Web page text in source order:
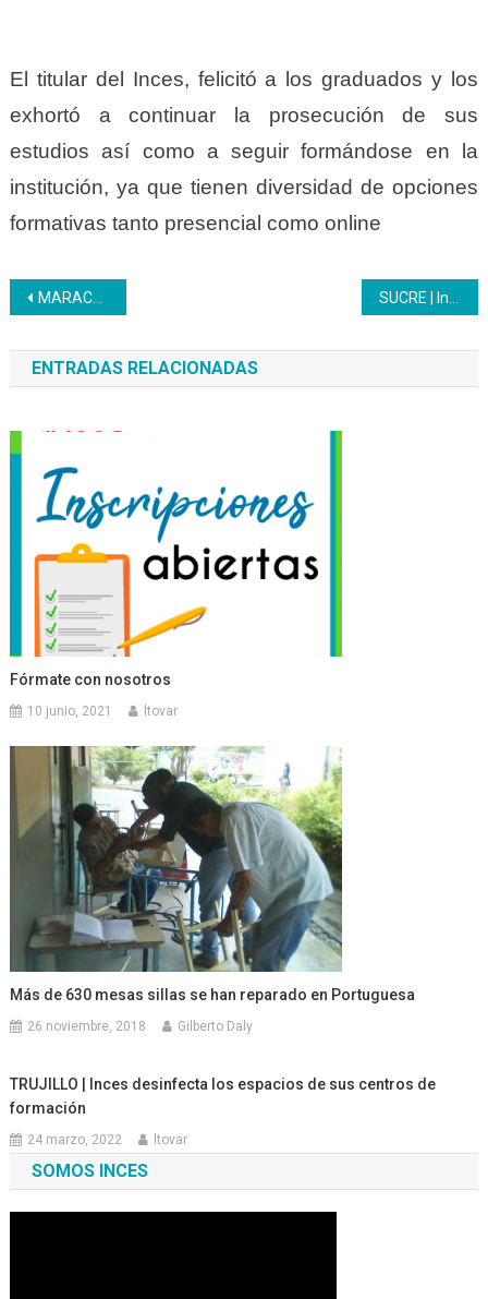
El titular del Inces, felicitó a los graduados y los
exhortó a continuar la prosecución de sus
estudios así como a seguir formándose en la
institución, ya que tienen diversidad de opciones
formativas tanto presencial como online
Navegación
de
entradas
MARACAY | Se realizó acto de graduación multitudinario de Bachilleres con perfil productivo
ENTRADAS RELACIONADAS
Fórmate con nosotros
10 junio, 2021 ltovar
Más de 630 mesas sillas se han reparado en Portuguesa
26 noviembre, 2018 Gilberto Daly
TRUJILLO | Inces desinfecta los espacios de sus centros de
formación
24 marzo, 2022 ltovar
SOMOS INCES